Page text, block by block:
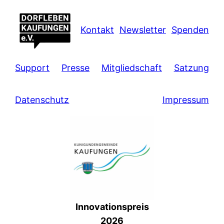
Kontakt Newsletter Spenden
Support Presse Mitgliedschaft Satzung
Datenschutz Impressum
Innovationspreis
2026